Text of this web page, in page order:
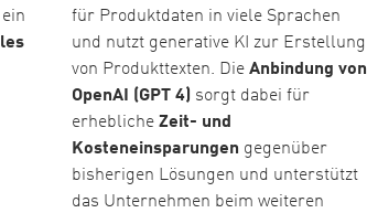
für Produktdaten in viele Sprachen
und nutzt generative KI zur Erstellung
von Produkttexten. Die Anbindung von
OpenAI (GPT 4) sorgt dabei für
erhebliche Zeit- und
Kosteneinsparungen gegenüber
bisherigen Lösungen und unterstützt
das Unternehmen beim weiteren